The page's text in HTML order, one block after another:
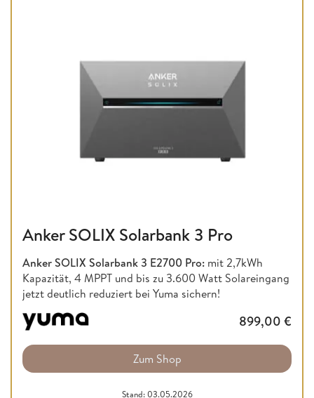
Anker SOLIX Solarbank 3 Pro
Anker SOLIX Solarbank 3 E2700 Pro: mit 2,7kWh
Kapazität, 4 MPPT und bis zu 3.600 Watt Solareingang
jetzt deutlich reduziert bei Yuma sichern!
899,00 €
Zum Shop
Stand: 03.05.2026